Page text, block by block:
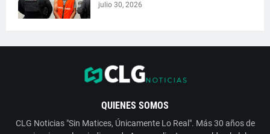
julio 30, 2026
QUIENES SOMOS
CLG Noticias "Sin Matices, Únicamente Lo Real". Más 30 años de